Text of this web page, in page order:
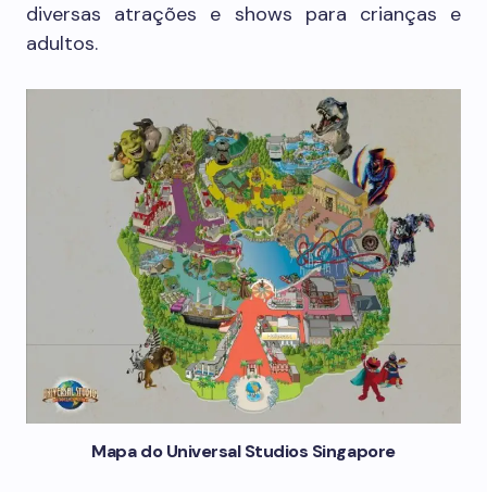
diversas atrações e shows para crianças e
adultos.
Mapa do Universal Studios Singapore